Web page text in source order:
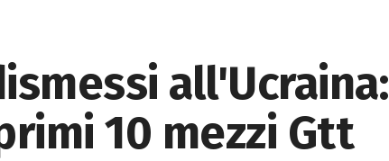
all'Ucraina:
10 mezzi Gtt